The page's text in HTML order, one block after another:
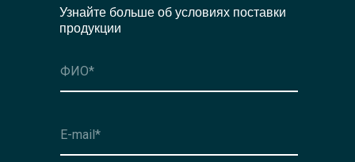
Узнайте больше об условиях поставки
продукции
Оформить заявку